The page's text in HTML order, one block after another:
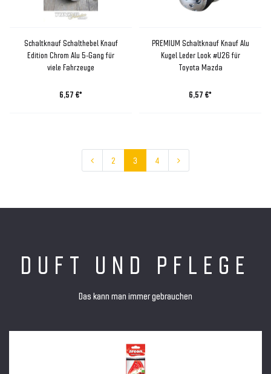
Schaltknauf Schalthebel Knauf
Edition Chrom Alu 5-Gang für
viele Fahrzeuge
6,57 €*
PREMIUM Schaltknauf Knauf Alu
Kugel Leder Look #U26 für
Toyota Mazda
6,57 €*
2 3 4
DUFT UND PFLEGE
Das kann man immer gebrauchen